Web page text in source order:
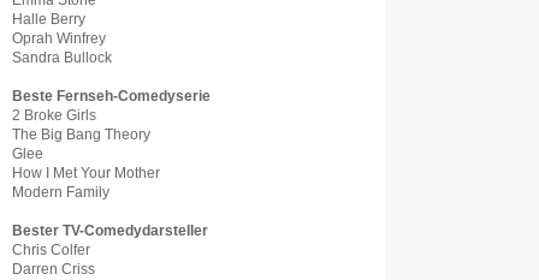
Halle Berry
Oprah Winfrey
Sandra Bullock
Beste Fernseh-Comedyserie
2 Broke Girls
The Big Bang Theory
Glee
How I Met Your Mother
Modern Family
Bester TV-Comedydarsteller
Chris Colfer
Darren Criss